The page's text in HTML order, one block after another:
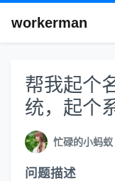
workerman
帮我起个
统，起个
忙碌的小蚂蚁
问题描述